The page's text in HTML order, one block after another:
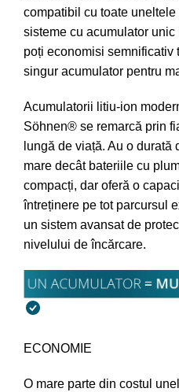
compatibil cu toate
sisteme cu acumulator
poți economisi semnificativ
singur acumulator pentru
Acumulatorii litiu-ion
Söhnen® se remarcă prin
lungă de viață. Au o
mare decât bateriile cu
compacți, dar oferă o
întreținere pe tot parcursul
un sistem avansat de
nivelului de încărcare.
ECONOMIE
O mare parte din costul